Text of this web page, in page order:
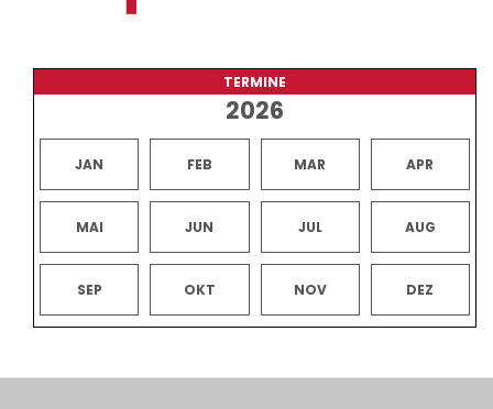
TERMINE
2026
JAN FEB MAR APR
MAI JUN JUL AUG
SEP OKT NOV DEZ